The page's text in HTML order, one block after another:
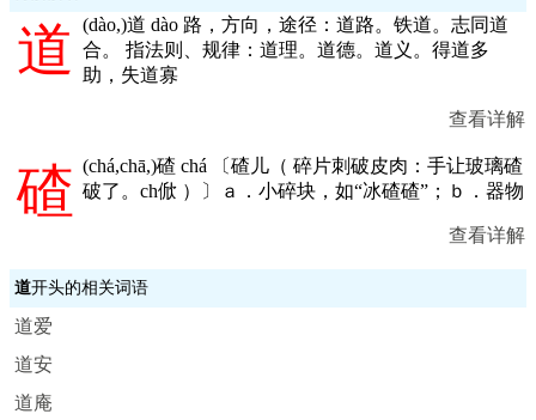
道 (dào,)道 dào 路，方向，途径：道路。铁道。志同道
合。 指法则、规律：道理。道德。道义。得道多
助，失道寡
查看详解
碴 (chá,chā,)碴 chá 〔碴儿（ 碎片刺破皮肉：手让玻璃碴
破了。ch俽 ）〕ａ．小碎块，如“冰碴碴”；ｂ．器物
查看详解
道开头的相关词语
道爱
道安
道庵